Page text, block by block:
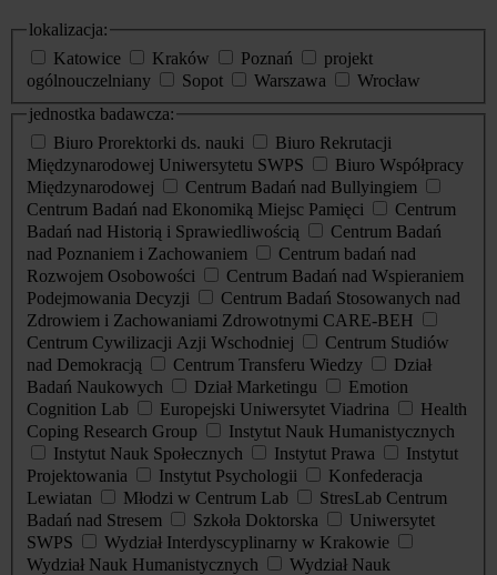
lokalizacja:
Katowice
Kraków Poznań
projekt
ogólnouczelniany
Sopot Warszawa
Wrocław
jednostka badawcza:
Biuro Prorektorki ds. nauki
Biuro Rekrutacji
Międzynarodowej Uniwersytetu SWPS
Biuro Współpracy
Międzynarodowej
Centrum Badań nad Bullyingiem
Centrum Badań nad Ekonomiką Miejsc Pamięci
Centrum
Badań nad Historią i Sprawiedliwością
Centrum Badań
nad Poznaniem i Zachowaniem
Centrum badań nad
Rozwojem Osobowości
Centrum Badań nad Wspieraniem
Podejmowania Decyzji
Centrum Badań Stosowanych nad
Zdrowiem i Zachowaniami Zdrowotnymi CARE-BEH
Centrum Cywilizacji Azji Wschodniej
Centrum Studiów
nad Demokracją
Centrum Transferu Wiedzy
Dział
Badań Naukowych
Dział Marketingu
Emotion
Cognition Lab
Europejski Uniwersytet Viadrina
Health
Coping Research Group
Instytut Nauk Humanistycznych
Instytut Nauk Społecznych
Instytut Prawa
Instytut
Projektowania
Instytut Psychologii
Konfederacja
Lewiatan
Młodzi w Centrum Lab
StresLab Centrum
Badań nad Stresem
Szkoła Doktorska
Uniwersytet
SWPS
Wydział Interdyscyplinarny w Krakowie
Wydział Nauk Humanistycznych
Wydział Nauk